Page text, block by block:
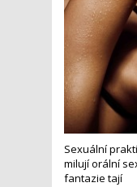
Sexuální
milují orální
fantazie tají